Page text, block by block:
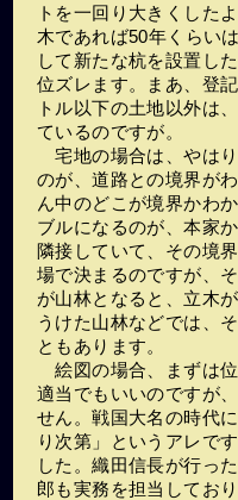
トを一回り大きくした
木であれば50年くらい
して新たな杭を設置し
位ズレます。まあ、登
トル以下の土地以外は
ているのですが。
宅地の場合は、やは
のが、道路との境界が
ん中のどこが境界かわ
ブルになるのが、本家
隣接していて、その境
場で決まるのですが、
が山林となると、立木
うけた山林などでは、
ともあります。
絵図の場合、まずは
適当でもいいのですが
せん。戦国大名の時代
り次第」というアレで
した。織田信長が行っ
郎も実務を担当してお